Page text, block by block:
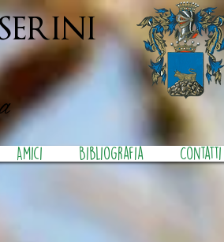
Amici Bibliografia Contatti